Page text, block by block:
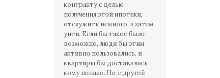
контракту с целью
получения этой ипотеки,
отслужить немного, а затем
уйти. Если бы такое было
возможно, люди бы этим
активно пользовались, и
квартиры бы доставались
кому попало. Но с другой